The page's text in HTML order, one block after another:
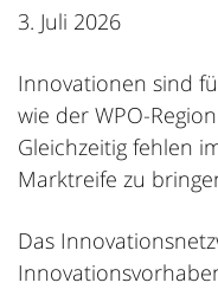
3. Juli 2026
Innovationen sind
wie der WPO-
Gleichzeitig fehlen
Marktreife zu
Das